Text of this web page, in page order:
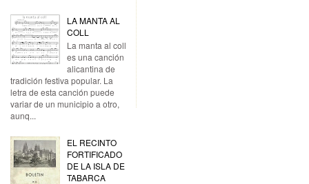
LA MANTA AL
COLL
La manta al coll
es una canción
alicantina de
tradición festiva popular. La
letra de esta canción puede
variar de un municipio a otro,
aunq...
EL RECINTO
FORTIFICADO
DE LA ISLA DE
TABARCA